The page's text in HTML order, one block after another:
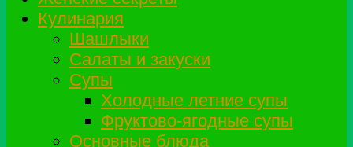
Кулинария
Шашлыки
Салаты и закуски
Супы
Холодные летние супы
Фруктово-ягодные супы
Основные блюда